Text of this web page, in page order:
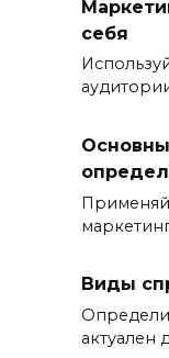
себя
Виды
актуален